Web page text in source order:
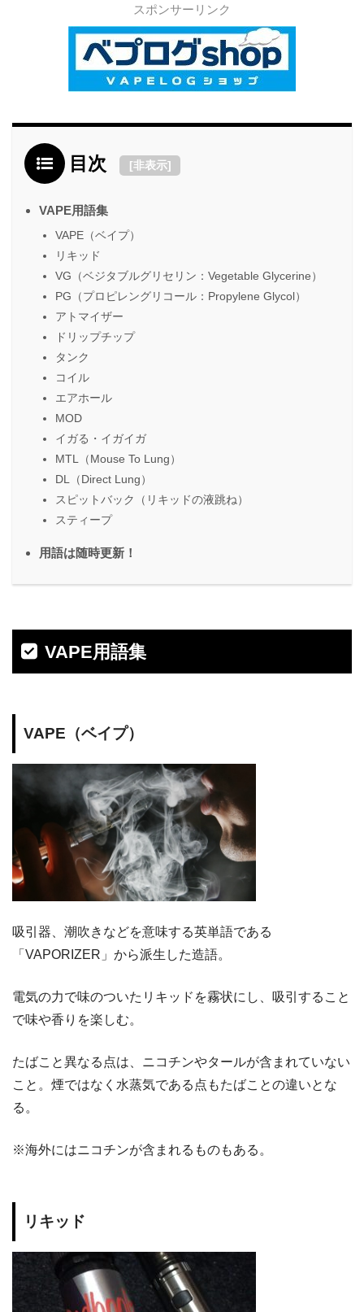
スポンサーリンク
目次 [非表示]
VAPE用語集
VAPE（ベイプ）
リキッド
VG（ベジタブルグリセリン：Vegetable Glycerine）
PG（プロピレングリコール：Propylene Glycol）
アトマイザー
ドリップチップ
タンク
コイル
エアホール
MOD
イガる・イガイガ
MTL（Mouse To Lung）
DL（Direct Lung）
スピットバック（リキッドの液跳ね）
スティープ
用語は随時更新！
VAPE用語集
VAPE（ベイプ）
吸引器、潮吹きなどを意味する英単語である
「VAPORIZER」から派生した造語。
電気の力で味のついたリキッドを霧状にし、吸引すること
で味や香りを楽しむ。
たばこと異なる点は、ニコチンやタールが含まれていない
こと。煙ではなく水蒸気である点もたばことの違いとな
る。
※海外にはニコチンが含まれるものもある。
リキッド